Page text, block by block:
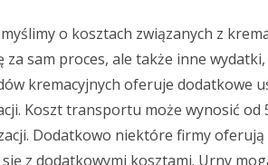
o kosztach związanych z
za sam proces, ale także inne
kremacyjnych oferuje dodatkowe
Koszt transportu może wynosić od
Dodatkowo niektóre firmy
z dodatkowymi kosztami. Urny